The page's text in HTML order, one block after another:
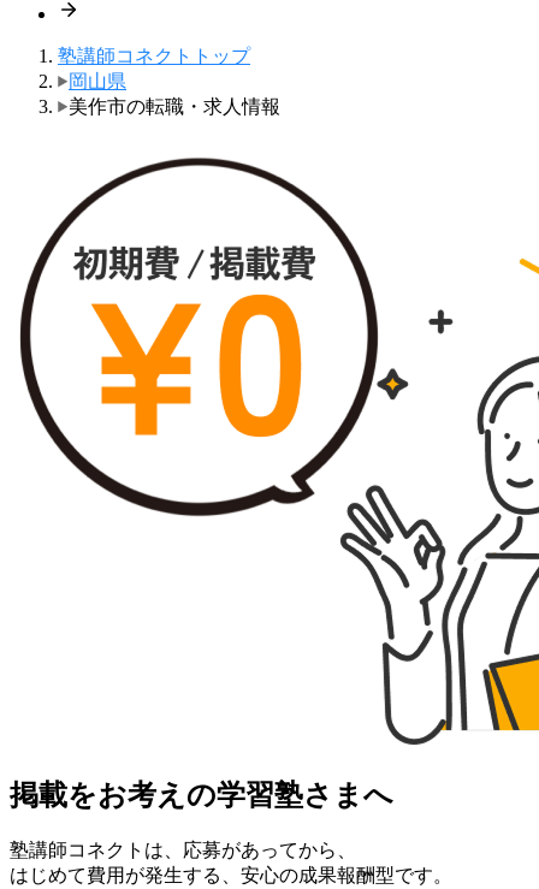
塾講師コネクトトップ
岡山県
美作市の転職・求人情報
掲載をお考えの学習塾さまへ
塾講師コネクトは、応募があってから、
はじめて費用が発生する、安心の成果報酬型です。